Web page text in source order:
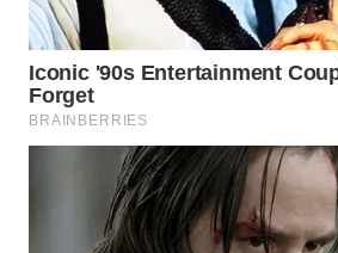
WN
KUNINGAN
WN
MAJALENGKA